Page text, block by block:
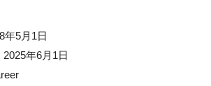
年5月1日
年6月1日